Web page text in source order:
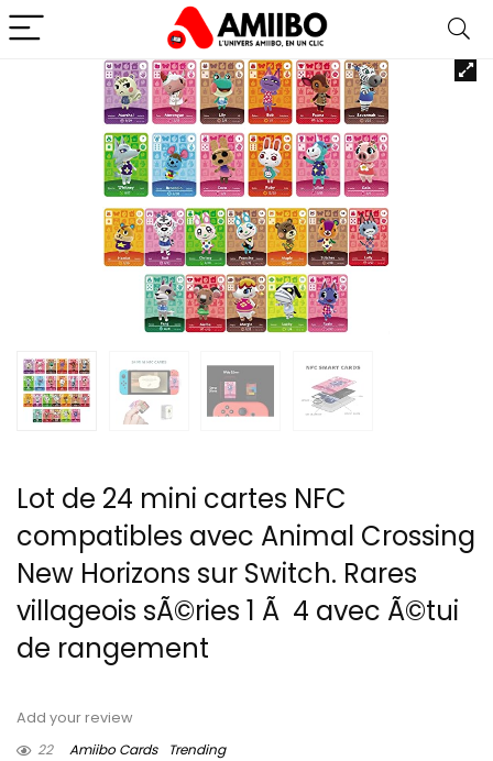
Lot de 24 mini cartes NFC
compatibles avec Animal Crossing
New Horizons sur Switch. Rares
villageois sÃ©ries 1 Ã 4 avec Ã©tui
de rangement
Add your review
22
Amiibo Cards Trending